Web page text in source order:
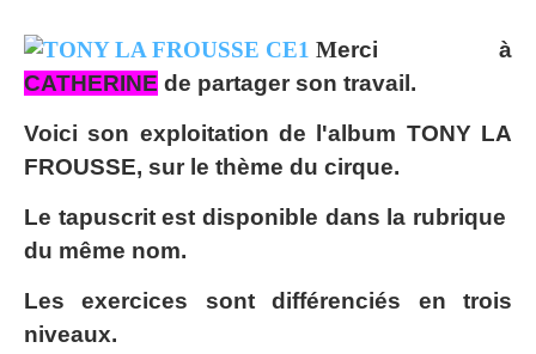
Merci à
CATHERINE de partager son travail.
Voici son exploitation de l'album TONY LA
FROUSSE, sur le thème du cirque.
Le tapuscrit est disponible dans la rubrique
du même nom.
Les exercices sont différenciés en trois
niveaux.